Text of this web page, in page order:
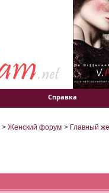
Справка
> Женский форум > Главный